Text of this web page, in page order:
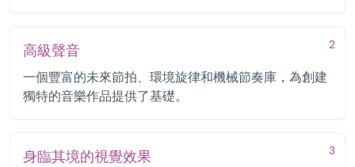
2
高級聲音
一個豐富的未來節拍、環境旋律和機械節奏庫，為創建
獨特的音樂作品提供了基礎。
3
身臨其境的視覺效果